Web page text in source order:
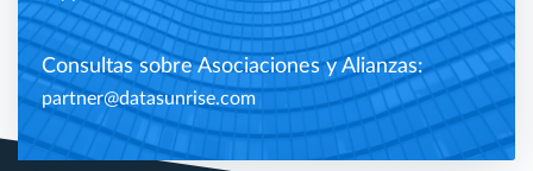
Consultas sobre Asociaciones y Alianzas:
partner@datasunrise.com